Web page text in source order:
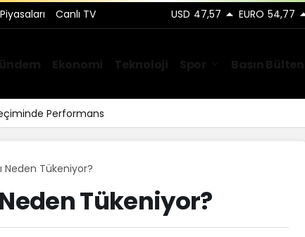
Canlı TV USD 47,57 EURO 54,77
Neden Tükeniyor?
Tükeniyor?